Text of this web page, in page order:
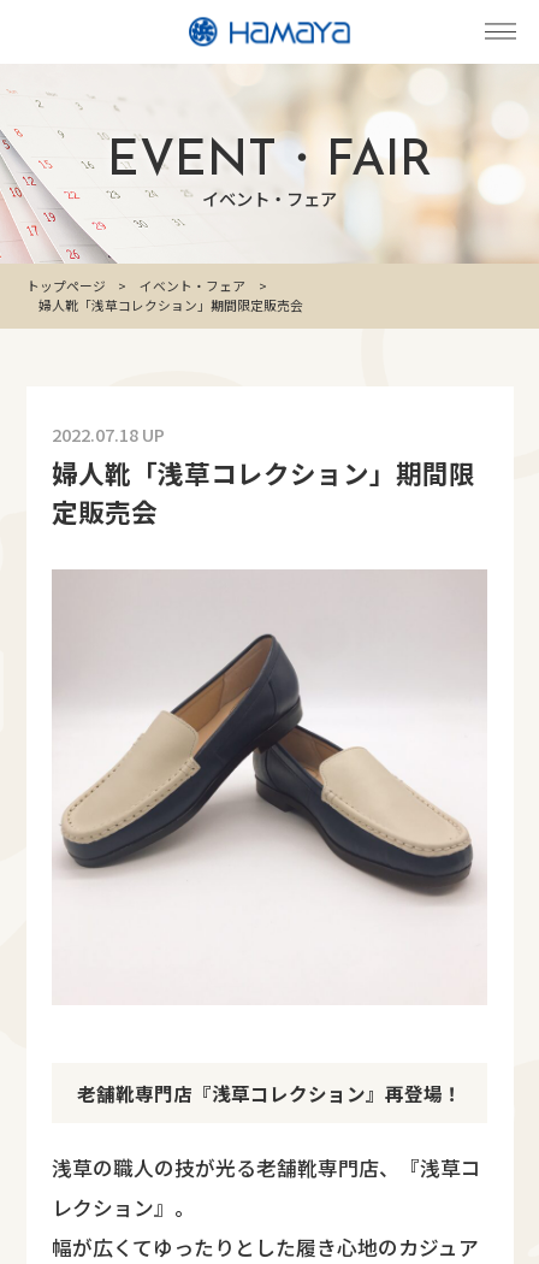
EVENT・FAIR
イベント・フェア
トップページ
イベント・フェア
婦人靴「浅草コレクション」期間限定販売会
2022.07.18 UP
婦人靴「浅草コレクション」期間限
定販売会
老舗靴専門店『浅草コレクション』再登場！
浅草の職人の技が光る老舗靴専門店、『浅草コ
レクション』。
幅が広くてゆったりとした履き心地のカジュア